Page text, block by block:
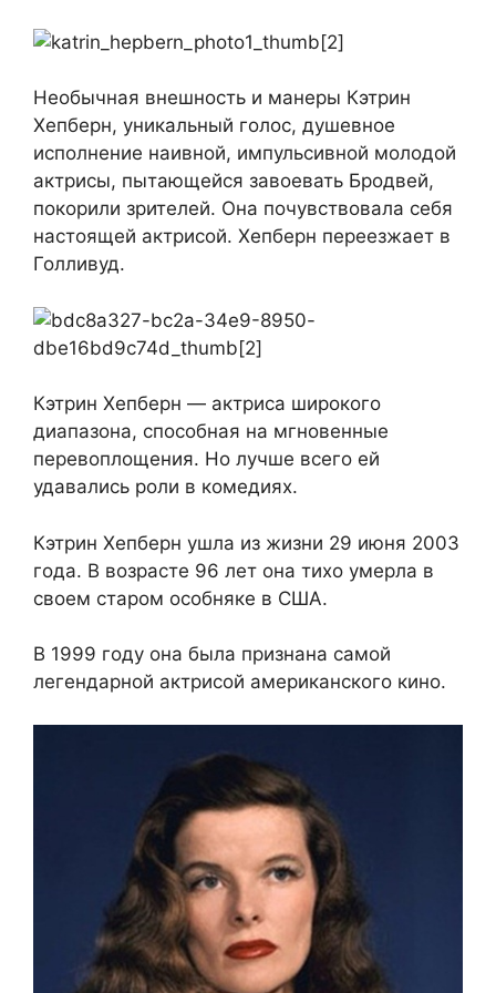
Необычная внешность и манеры Кэтрин
Хепберн, уникальный голос, душевное
исполнение наивной, импульсивной молодой
актрисы, пытающейся завоевать Бродвей,
покорили зрителей. Она почувствовала себя
настоящей актрисой. Хепберн переезжает в
Голливуд.
Кэтрин Хепберн — актриса широкого
диапазона, способная на мгновенные
перевоплощения. Но лучше всего ей
удавались роли в комедиях.
Кэтрин Хепберн ушла из жизни 29 июня 2003
года. В возрасте 96 лет она тихо умерла в
своем старом особняке в США.
В 1999 году она была признана самой
легендарной актрисой американского кино.